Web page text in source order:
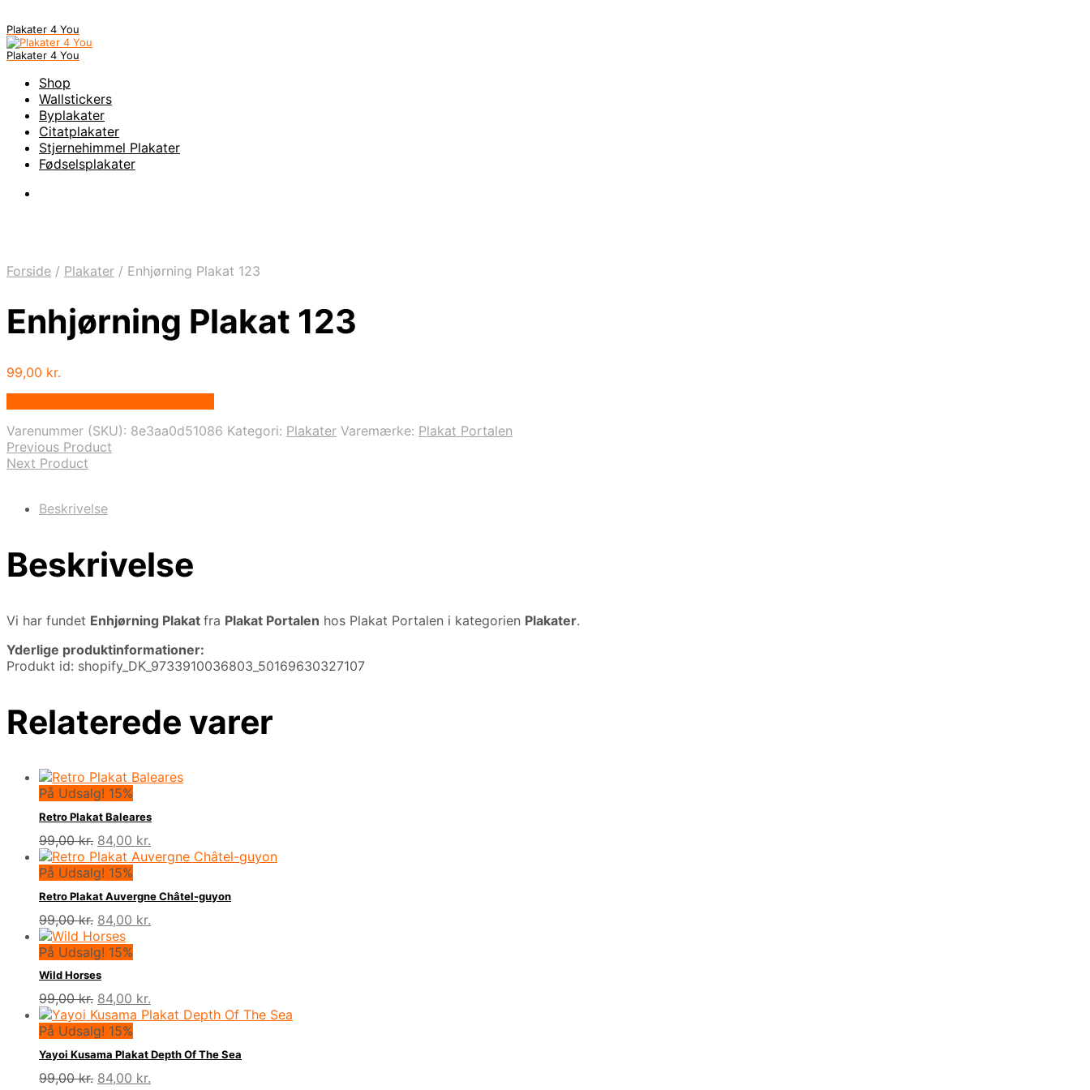
Plakater 4 You
Plakater 4 You
Shop
Wallstickers
Byplakater
Citatplakater
Stjernehimmel Plakater
Fødselsplakater
Forside / Plakater / Enhjørning Plakat 123
Enhjørning Plakat 123
99,00 kr.
Varenummer (SKU): 8e3aa0d51086 Kategori: Plakater Varemærke: Plakat Portalen
Previous Product
Next Product
Beskrivelse
Beskrivelse
Vi har fundet Enhjørning Plakat fra Plakat Portalen hos Plakat Portalen i kategorien Plakater.
Yderlige produktinformationer:
Produkt id: shopify_DK_9733910036803_50169630327107
Relaterede varer
På Udsalg! 15%
Retro Plakat Baleares
99,00kr. Den
oprindelige
pris
var:
99,00 kr..
84,00 kr.
aktuelle
er:
84,00 kr..
På Udsalg! 15%
Retro Plakat Auvergne Châtel-guyon
99,00kr. Den
oprindelige
pris
99,00 kr..
84,00 kr.
På Udsalg! 15%
Wild Horses
99,00kr. Den
oprindelige
pris
var:
99,00 kr..
84,00 kr.
aktuelle
er:
84,00 kr..
På Udsalg! 15%
Yayoi Kusama Plakat Depth Of The Sea
99,00kr. Den
84,00 kr.